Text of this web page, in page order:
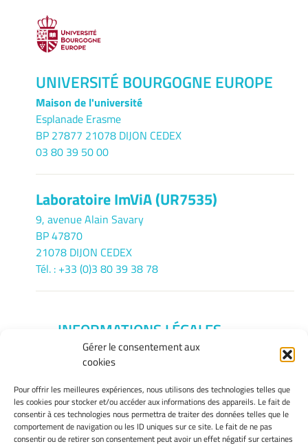
Gérer le consentement aux
cookies
Pour offrir les meilleures expériences, nous utilisons des technologies telles que
les cookies pour stocker et/ou accéder aux informations des appareils. Le fait de
consentir à ces technologies nous permettra de traiter des données telles que le
comportement de navigation ou les ID uniques sur ce site. Le fait de ne pas
consentir ou de retirer son consentement peut avoir un effet négatif sur certaines
UNIVERSITÉ BOURGOGNE EUROPE
Maison de l'université
Esplanade Erasme
BP 27877 21078 DIJON CEDEX
03 80 39 50 00
Laboratoire ImViA (UR7535)
9, avenue Alain Savary
BP 47870
21078 DIJON CEDEX
Tél. : +33 (0)3 80 39 38 78
INFORMATIONS LÉGALES
Mentions légales
Gérer mes cookies
Politique de cookies
Déclaration de confidentialité
Avertissement